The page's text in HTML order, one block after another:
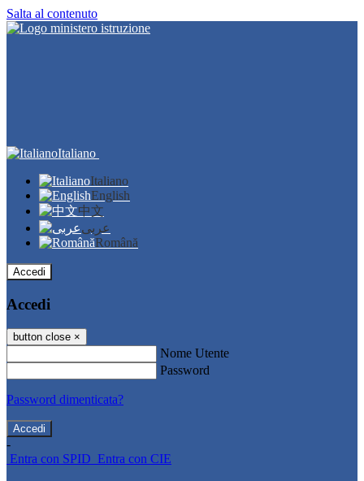
Salta al contenuto
Italiano
Italiano
English
中文
عربى
Română
Accedi
Accedi
button close ×
Nome Utente
Password
Password dimenticata?
-
Entra con SPID Entra con CIE